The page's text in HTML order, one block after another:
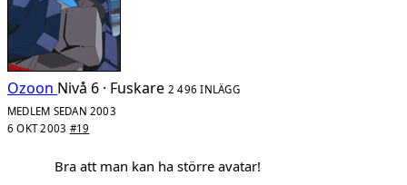
Ozoon Nivå 6 · Fuskare 2 496 INLÄGG
MEDLEM SEDAN 2003
6 OKT 2003 #19
Bra att man kan ha större avatar!